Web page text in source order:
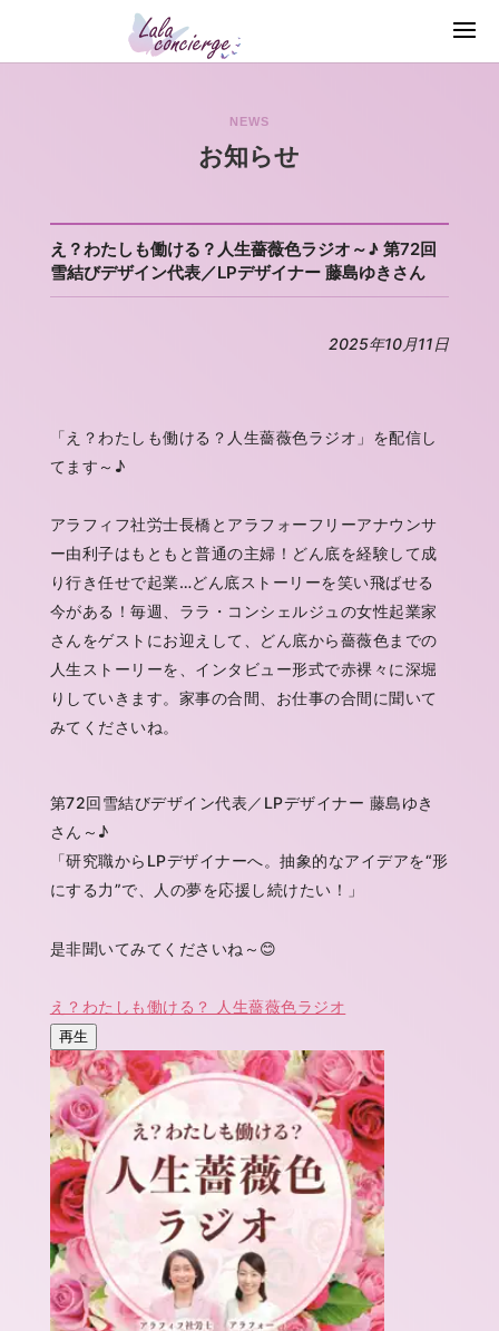
NEWS
お知らせ
え？わたしも働ける？人生薔薇色ラジオ～♪ 第72回
雪結びデザイン代表／LPデザイナー 藤島ゆきさん
2025年10月11日
「え？わたしも働ける？人生薔薇色ラジオ」を配信し
てます～♪
アラフィフ社労士長橋とアラフォーフリーアナウンサ
ー由利子はもともと普通の主婦！どん底を経験して成
り行き任せで起業…どん底ストーリーを笑い飛ばせる
今がある！毎週、ララ・コンシェルジュの女性起業家
さんをゲストにお迎えして、どん底から薔薇色までの
人生ストーリーを、インタビュー形式で赤裸々に深堀
りしていきます。家事の合間、お仕事の合間に聞いて
みてくださいね。
第72回雪結びデザイン代表／LPデザイナー 藤島ゆき
さん～♪
「研究職からLPデザイナーへ。抽象的なアイデアを“形
にする力”で、人の夢を応援し続けたい！
」
是非聞いてみてくださいね～😊
え？わたしも働ける？ 人生薔薇色ラジオ
再生